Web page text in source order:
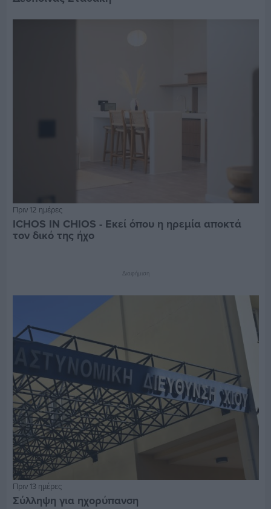
Πριν 12 ημέρες
ICHOS IN CHIOS - Εκεί όπου η ηρεμία αποκτά
τον δικό της ήχο
Διαφήμιση
Πριν 13 ημέρες
Σύλληψη για ηχορύπανση